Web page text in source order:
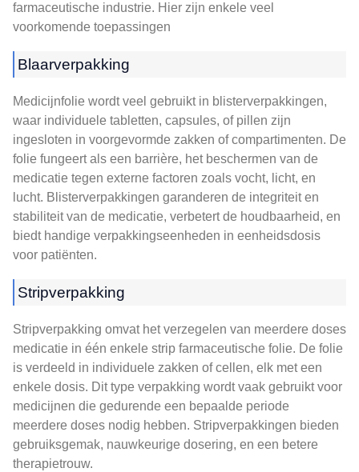
farmaceutische industrie. Hier zijn enkele veel
voorkomende toepassingen
Blaarverpakking
Medicijnfolie wordt veel gebruikt in blisterverpakkingen,
waar individuele tabletten, capsules, of pillen zijn
ingesloten in voorgevormde zakken of compartimenten. De
folie fungeert als een barrière, het beschermen van de
medicatie tegen externe factoren zoals vocht, licht, en
lucht. Blisterverpakkingen garanderen de integriteit en
stabiliteit van de medicatie, verbetert de houdbaarheid, en
biedt handige verpakkingseenheden in eenheidsdosis
voor patiënten.
Stripverpakking
Stripverpakking omvat het verzegelen van meerdere doses
medicatie in één enkele strip farmaceutische folie. De folie
is verdeeld in individuele zakken of cellen, elk met een
enkele dosis. Dit type verpakking wordt vaak gebruikt voor
medicijnen die gedurende een bepaalde periode
meerdere doses nodig hebben. Stripverpakkingen bieden
gebruiksgemak, nauwkeurige dosering, en een betere
therapietrouw.